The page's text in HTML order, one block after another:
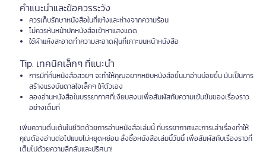
คำแนะนำและข้อควรระวัง
ควรเก็บรักษาหนังสือในที่แห้งและห่างจากความร้อน
ไม่ควรหันหน้าปกหนังสือเข้าหาแสงแดด
ใช้ผ้าแห้งสะอาดทำความสะอาดฝุ่นที่เกาะบนหน้าหนังสือ
Tip. เทคนิคเล็กๆ ที่แนะนำ
การมีที่คั่นหนังสือสวยๆ จะทำให้คุณอยากหยิบหนังสือขึ้นมาอ่านบ่อยขึ้น มันเป็นการ
สร้างแรงบันดาลใจเล็กๆ ให้ตัวเอง
ลองอ่านหนังสือในบรรยากาศที่เงียบสงบเพื่อสัมผัสกับความเข้มข้นของเรื่องราว
อย่างเต็มที่
เพิ่มความตื่นเต้นในชีวิตด้วยการอ่านหนังสือเล่มนี้ ที่บรรยากาศและการเล่าเรื่องทำให้
คุณต้องอ่านต่อไปแบบไม่หยุดหย่อน สั่งซื้อหนังสือเล่มนี้วันนี้ เพื่อสัมผัสกับเรื่องราวที่
เต็มไปด้วยความลึกลับและปริศนา!